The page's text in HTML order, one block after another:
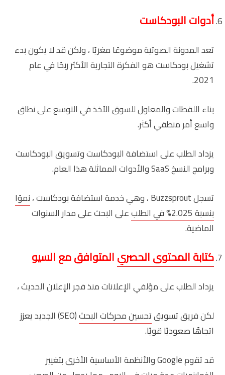
أدوات البودكاست
تعد المدونة الصوتية موضوعًا مغريًا ، ولكن قد لا يكون بدء
تشغيل بودكاست هو الفكرة التجارية الأكثر ربحًا في عام
2021.
بناء اللقطات والمعاول للسوق الآخذ في التوسع على نطاق
واسع أمر منطقي أكثر.
يزداد الطلب على استضافة البودكاست وتسويق البودكاست
وبرامج النسخ SaaS والأدوات المماثلة هذا العام.
تسجل Buzzsprout ، وهي خدمة استضافة بودكاست ،
نموًا
بنسبة 2.025% في الطلب
على البحث على مدار السنوات
الماضية.
كتابة المحتوى الحصريالمتوافق مع السيو
يزداد الطلب على مؤلفي الإعلانات منذ فجر الإعلان الحديث ،
لكن فريق تسويقتحسين محركات البحث
(SEO) الجديد يعزز
اتجاهًا صعوديًا قويًا.
قد تقوم Google والأنظمة الأساسية الأخرى بتغيير